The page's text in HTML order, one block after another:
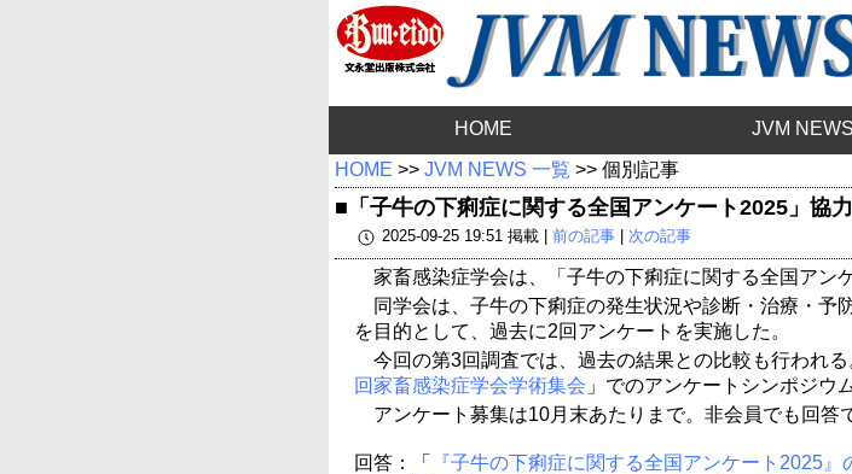
HOME JVM NEWS
HOME >> JVM NEWS 一覧 >> 個別記事
■「子牛の下痢症に関する全国アンケート2025」協
2025-09-25 19:51 掲載 | 前の記事| 次の記事
家畜感染症学会は、「子牛の下痢症に関する全国アン
同学会は、子牛の下痢症の発生状況や診断・治療・予
を目的として、過去に2回アンケートを実施した。
今回の第3回調査では、過去の結果との比較も行われ
回家畜感染症学会学術集会 」でのアンケートシンポジウ
アンケート募集は10月末あたりまで。非会員でも回答
回答：「 『子牛の下痢症に関する全国アンケート2025』